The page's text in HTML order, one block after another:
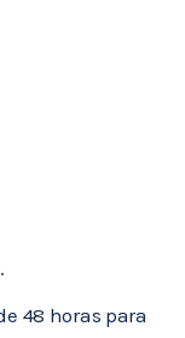
48 horas para